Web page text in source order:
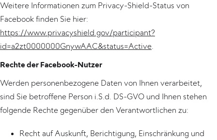
Weitere Informationen zum Privacy-Shield-Status von
Facebook finden Sie hier:
https://www.privacyshield.gov/participant?
id=a2zt0000000GnywAAC&status=Active.
Rechte der Facebook-Nutzer
Werden personenbezogene Daten von Ihnen verarbeitet,
sind Sie betroffene Person i.S.d. DS-GVO und Ihnen stehen
folgende Rechte gegenüber den Verantwortlichen zu:
Recht auf Auskunft, Berichtigung, Einschränkung und